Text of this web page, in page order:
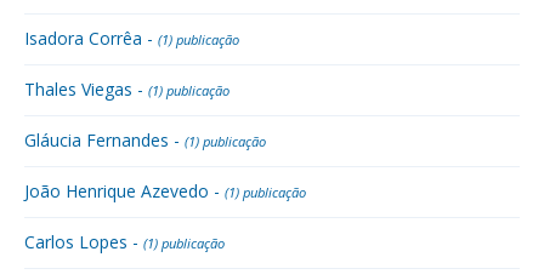
Isadora Corrêa - (1) publicação
Thales Viegas - (1) publicação
Gláucia Fernandes - (1) publicação
João Henrique Azevedo - (1) publicação
Carlos Lopes - (1) publicação